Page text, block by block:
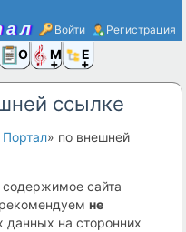
Войти Регистрация
Ещё
ссылке
» по внешней
содержимое сайта
рекомендуемне
данных на сторонних